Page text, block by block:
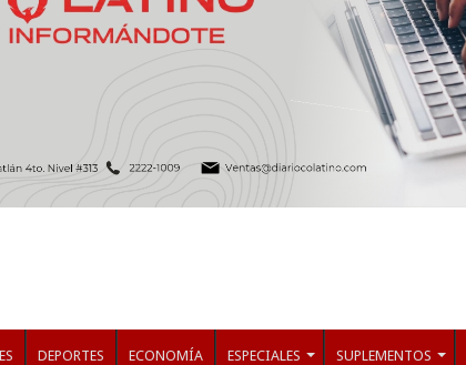
DEPORTES ECONOMÍA ESPECIALES SUPLEMENTOS